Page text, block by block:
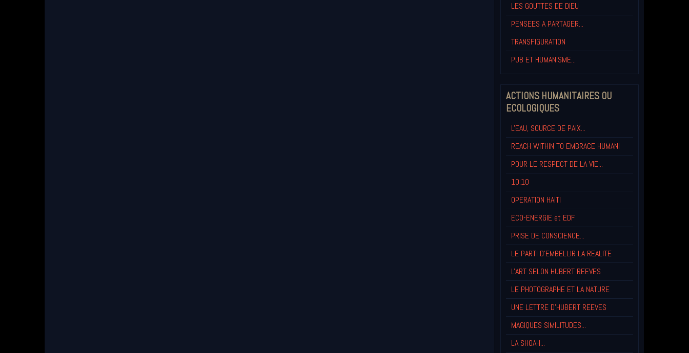
LES GOUTTES DE DIEU
PENSEES A PARTAGER...
TRANSFIGURATION
PUB ET HUMANISME...
ACTIONS HUMANITAIRES OU
ECOLOGIQUES
L'EAU, SOURCE DE PAIX...
REACH WITHIN TO EMBRACE HUMANI
POUR LE RESPECT DE LA VIE...
10:10
OPERATION HAITI
ECO-ENERGIE et EDF
PRISE DE CONSCIENCE...
LE PARTI D'EMBELLIR LA REALITE
L'ART SELON HUBERT REEVES
LE PHOTOGRAPHE ET LA NATURE
UNE LETTRE D'HUBERT REEVES
MAGIQUES SIMILITUDES...
LA SHOAH...